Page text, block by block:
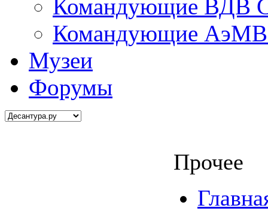
Командующие ВДВ
Командующие АэМВ
Музеи
Форумы
Прочее